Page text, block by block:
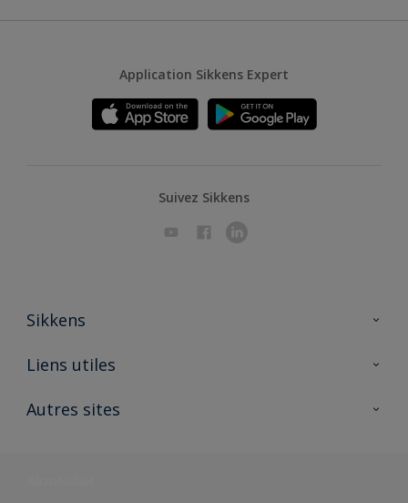
Application Sikkens Expert
Suivez Sikkens
Sikkens
A propos de Sikkens
Liens utiles
Ouvrir un magasin PASS
Autres sites